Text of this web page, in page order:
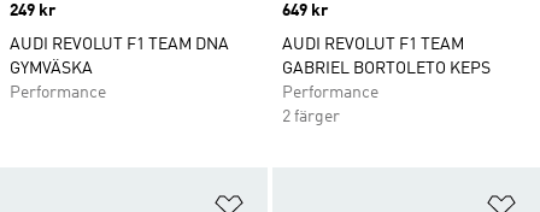
Price
249 kr
AUDI REVOLUT F1 TEAM DNA
GYMVÄSKA
Performance
Price
649 kr
AUDI REVOLUT F1 TEAM
GABRIEL BORTOLETO KEPS
Performance
2 färger